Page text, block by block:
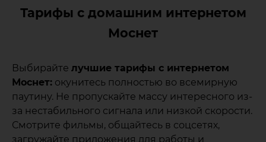
Тарифы с домашним интернетом
Моснет
Выбирайте лучшие тарифы с интернетом
Моснет: окунитесь полностью во всемирную
паутину. Не пропускайте массу интересного из-
за нестабильного сигнала или низкой скорости.
Смотрите фильмы, общайтесь в соцсетях,
загружайте приложения для работы и